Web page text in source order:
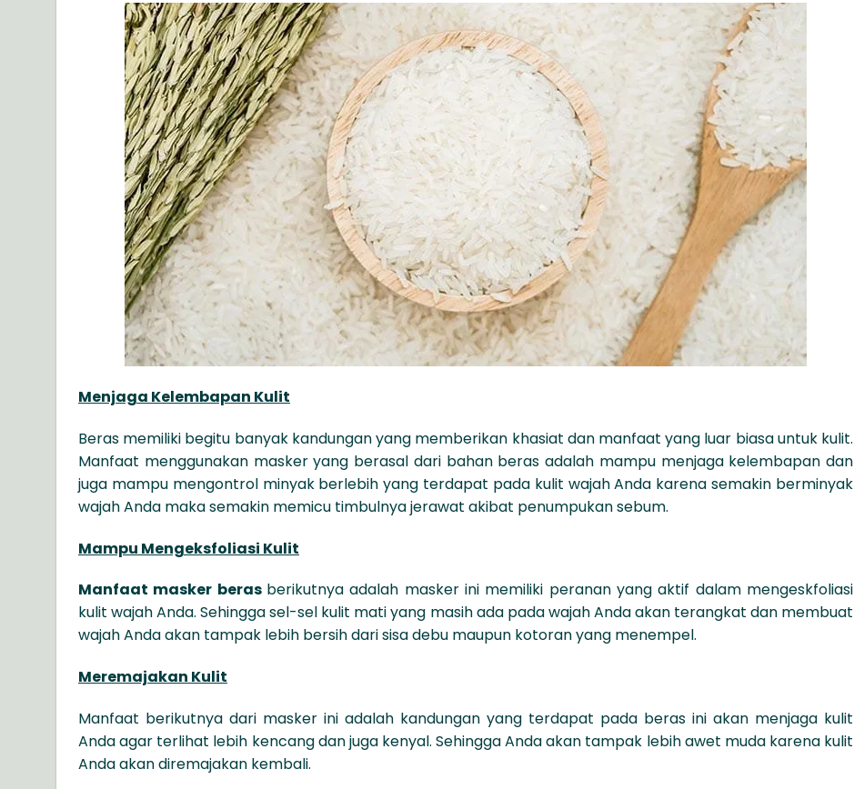
Menjaga Kelembapan Kulit
Beras memiliki begitu banyak kandungan yang memberikan khasiat dan manfaat yang luar biasa untuk kulit.
Manfaat menggunakan masker yang berasal dari bahan beras adalah mampu menjaga kelembapan dan
juga mampu mengontrol minyak berlebih yang terdapat pada kulit wajah Anda karena semakin berminyak
wajah Anda maka semakin memicu timbulnya jerawat akibat penumpukan sebum.
Mampu Mengeksfoliasi Kulit
Manfaat masker beras berikutnya adalah masker ini memiliki peranan yang aktif dalam mengeskfoliasi
kulit wajah Anda. Sehingga sel-sel kulit mati yang masih ada pada wajah Anda akan terangkat dan membuat
wajah Anda akan tampak lebih bersih dari sisa debu maupun kotoran yang menempel.
Meremajakan Kulit
Manfaat berikutnya dari masker ini adalah kandungan yang terdapat pada beras ini akan menjaga kulit
Anda agar terlihat lebih kencang dan juga kenyal. Sehingga Anda akan tampak lebih awet muda karena kulit
Anda akan diremajakan kembali.